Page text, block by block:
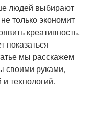
людей выбирают
только экономит
креативность.
показаться
мы расскажем
своими руками,
технологий.